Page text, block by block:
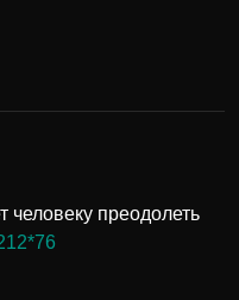
человеку преодолеть